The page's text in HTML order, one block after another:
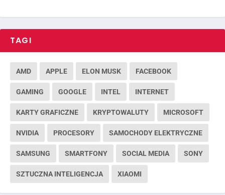
TAGI
AMD APPLE ELON MUSK FACEBOOK
GAMING GOOGLE INTEL INTERNET
KARTY GRAFICZNE KRYPTOWALUTY MICROSOFT
NVIDIA PROCESORY SAMOCHODY ELEKTRYCZNE
SAMSUNG SMARTFONY SOCIAL MEDIA SONY
SZTUCZNA INTELIGENCJA XIAOMI